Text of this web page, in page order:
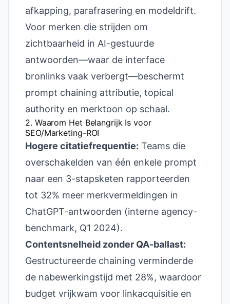
afkapping, parafrasering en modeldrift.
Voor merken die strijden om
zichtbaarheid in AI-gestuurde
antwoorden—waar de interface
bronlinks vaak verbergt—beschermt
prompt chaining attributie, topical
authority en merktoon op schaal.
2. Waarom Het Belangrijk Is voor
SEO/Marketing-ROI
Hogere citatiefrequentie: Teams die
overschakelden van één enkele prompt
naar een 3-stapsketen rapporteerden
tot 32% meer merkvermeldingen in
ChatGPT-antwoorden (interne agency-
benchmark, Q1 2024).
Content­snelheid zonder QA-ballast:
Gestructureerde chaining verminderde
de nabewerkingstijd met 28%, waardoor
budget vrijkwam voor linkacquisitie en